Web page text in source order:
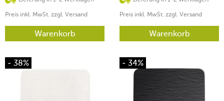
Preis inkl. MwSt. zzgl. Versand
Warenkorb
Preis inkl. MwSt. zzgl. Versand
Warenkorb
- 38% - 34%